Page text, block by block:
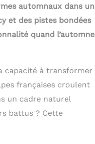
automnaux dans un
et des pistes bondées
quand l’automne
capacité à transformer
françaises croulent
un cadre naturel
battus ? Cette